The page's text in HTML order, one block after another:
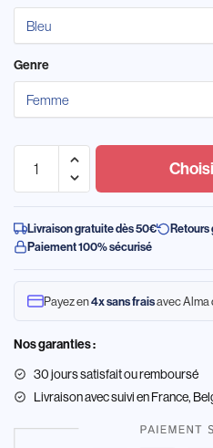
Genre
Livraison gratuite dès 50€
Paiement 100% sécurisé
Payez en4x sans fraisavec Alma
Nos garanties :
30 jours satisfait ou remboursé
Livraisonavec suivi en France,